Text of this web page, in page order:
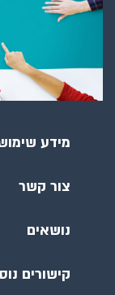
מידע
צור קשר
נושאים
קישורים